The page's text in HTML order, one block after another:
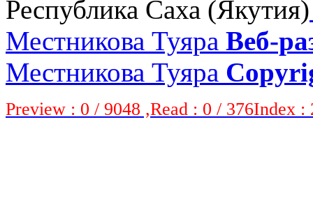
Республика Саха (Якутия)
Местникова Туяра Веб-
Местникова Туяра
Preview : 0 / 9048 ,Read : 0 / 376Index :